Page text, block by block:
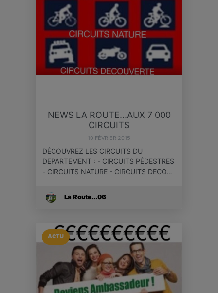
NEWS LA ROUTE...AUX 7 000
CIRCUITS
10 FÉVRIER 2015
DÉCOUVREZ LES CIRCUITS DU
DEPARTEMENT : - CIRCUITS PÉDESTRES
- CIRCUITS NATURE - CIRCUITS DECO…
La Route...06
ACTU